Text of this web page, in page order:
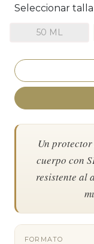
Seleccionar talla
50 ML
Un
cuerpo con
resistente al
FORMATO